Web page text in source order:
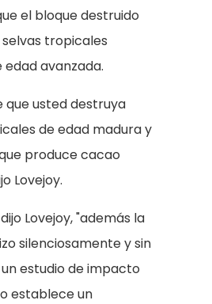
el bloque destruido
tropicales
edad avanzada.
que usted destruya
de edad madura y
produce cacao
Lovejoy.
Lovejoy, "además la
silenciosamente y sin
estudio de impacto
establece un